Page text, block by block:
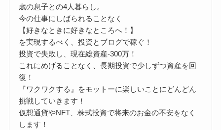
歳の息子との4人暮らし。
今の仕事にしばられることなく
【好きなときに好きなところへ！】
を実現するべく、投資とブログで稼ぐ！
投資で失敗し、現在総資産‐300万！
これにめげることなく、長期投資で少しずつ資産を回
復！
『ワクワクする』をモットーに楽しいことにどんどん
挑戦していきます！
仮想通貨やNFT、株式投資で将来のお金の不安をなく
します！